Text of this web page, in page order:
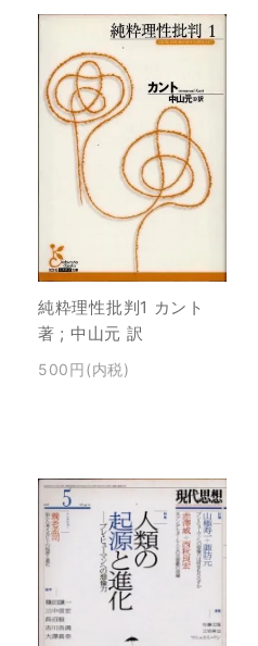
純粋理性批判1 カント
著 ; 中山元 訳
500円(内税)